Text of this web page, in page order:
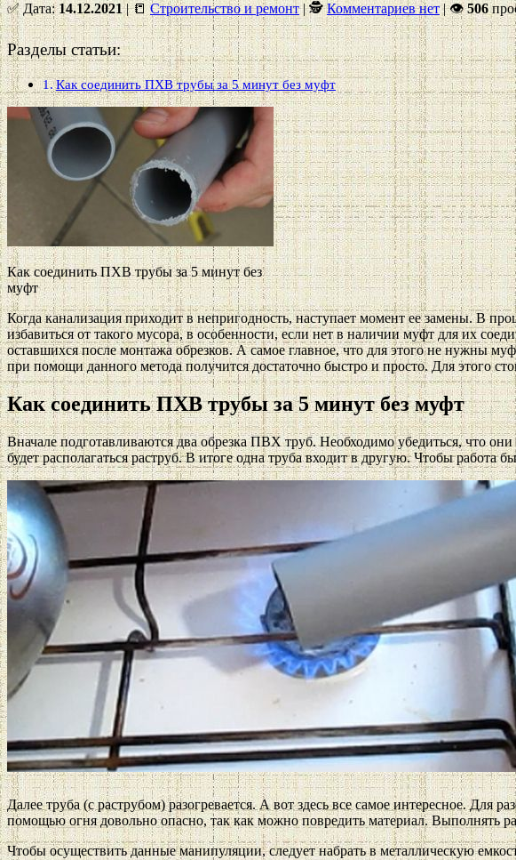
✅ Дата:14.12.2021| 📒Строительство и ремонт| 🕵Комментариев нет|👁506
Разделы статьи:
Как соединить ПХВ трубы за 5 минут без муфт
Как соединить ПХВ трубы за 5 минут без
муфт
Когда канализация приходит в непригодность, наступает момент ее замены. В
избавиться от такого мусора, в особенности, если нет в наличии муфт для их
оставшихся после монтажа обрезков. А самое главное, что для этого не нужны
при помощи данного метода получится достаточно быстро и просто. Для этого
Как соединить ПХВ трубы за 5 минут без муфт
Вначале подготавливаются два обрезка ПВХ труб. Необходимо убедиться, что
будет располагаться раструб. В итоге одна труба входит в другую. Чтобы работа
Далее труба (с раструбом) разогревается. А вот здесь все самое интересное.
помощью огня довольно опасно, так как можно повредить материал. Выполнять
Чтобы осуществить данные манипуляции, следует набрать в металлическую